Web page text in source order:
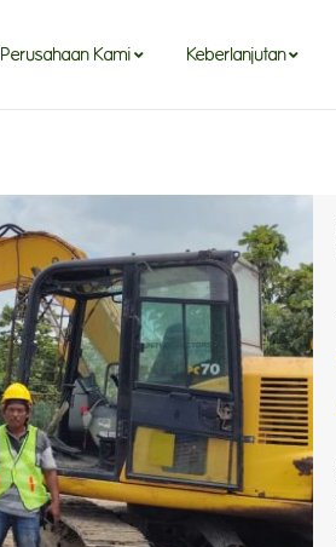
Perusahaan Kami Keberlanjutan